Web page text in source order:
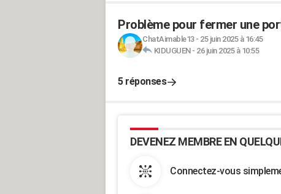
Problème pour fermer une
ChatAimable13- 25 juin 2025 à 16:45
KIDUGUEN- 26 juin 2025 à 10:55
5 réponses
DEVENEZ MEMBRE EN
Connectez-vous